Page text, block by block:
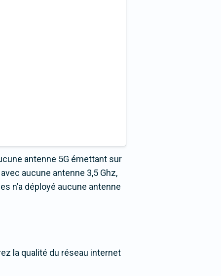
antenne 5G émettant sur
aucune antenne 3,5 Ghz,
n’a déployé aucune antenne
la qualité du réseau internet